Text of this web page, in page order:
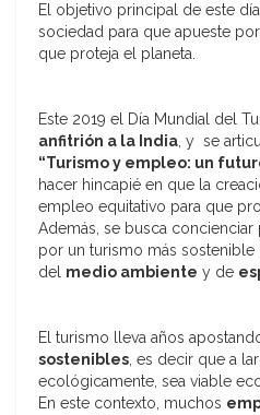
El objetivo principal de este
sociedad para que apueste
que proteja el planeta.
Este 2019 el Día Mundial del
anfitrión a la India, y se
“Turismo y empleo: un
hacer hincapié en que la
empleo equitativo para que
Además, se busca
por un turismo más
del medio ambiente y de
El turismo lleva años
sostenibles, es decir que a
ecológicamente, sea viable
En este contexto, muchos